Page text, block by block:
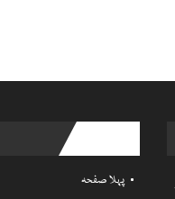
پہلا صفحہ